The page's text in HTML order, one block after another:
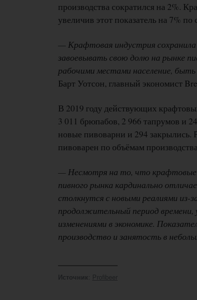
производства сократился на 2%.
увеличив этот показатель на 7%
— Крафтовая индустрия
завоевывать свою долю на рынке
рабочими местами население,
Барт Уотсон, главный экономист
В 2019 году действующих
3 011 брюпабов, 2 966 тапрумов и
новые пивоварни и 294 закрылись.
пивоварен по объёмам
— Несмотря на то, что крафтовые
пивного рынка кардинально
столкнутся с новыми реалиями из-
продолжительный период
изменениями в экономике.
производство и занятость в
Источник Profibeer